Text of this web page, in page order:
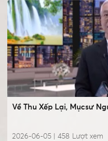
Về Thu Xếp Lại, Mụcsư
2026-06-05 | Lượt xem
458